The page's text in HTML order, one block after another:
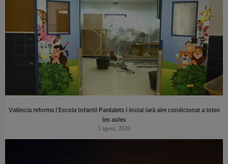
València reforma l’Escola Infantil Pardalets i instal·larà aire condicionat a totes
les aules
5 agost, 2026